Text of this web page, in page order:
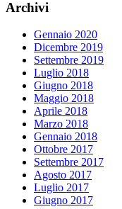
Archivi
Gennaio 2020
Dicembre 2019
Settembre 2019
Luglio 2018
Giugno 2018
Maggio 2018
Aprile 2018
Marzo 2018
Gennaio 2018
Ottobre 2017
Settembre 2017
Agosto 2017
Luglio 2017
Giugno 2017